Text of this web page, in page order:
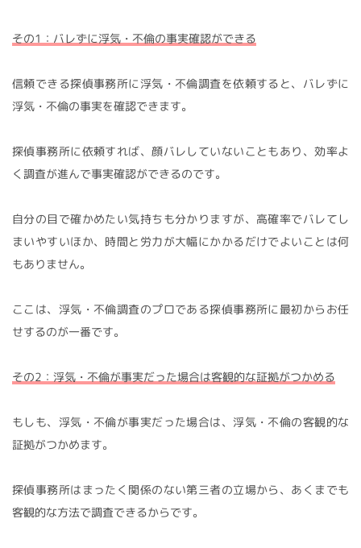
その1：バレずに浮気・不倫の事実確認ができる
信頼できる探偵事務所に浮気・不倫調査を依頼すると、バレずに
浮気・不倫の事実を確認できます。
探偵事務所に依頼すれば、顔バレしていないこともあり、効率よ
く調査が進んで事実確認ができるのです。
自分の目で確かめたい気持ちも分かりますが、高確率でバレてし
まいやすいほか、時間と労力が大幅にかかるだけでよいことは何
もありません。
ここは、浮気・不倫調査のプロである探偵事務所に最初からお任
せするのが一番です。
その2：浮気・不倫が事実だった場合は客観的な証拠がつかめる
もしも、浮気・不倫が事実だった場合は、浮気・不倫の客観的な
証拠がつかめます。
探偵事務所はまったく関係のない第三者の立場から、あくまでも
客観的な方法で調査できるからです。